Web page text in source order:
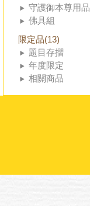
守護御本尊用品
佛具組
限定品(13)
題目存摺
年度限定
相關商品